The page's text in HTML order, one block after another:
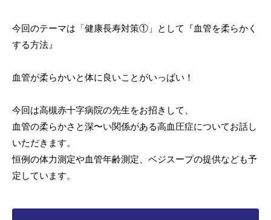
今回のテーマは「健康長寿対策①」として『血管を柔らかく
する方法』
血管が柔らかいと体に良いことがいっぱい！
今回は高槻赤十字病院の先生をお招きして、
血管の柔らかさと深〜い関係がある高血圧症についてお話し
いただきます。
恒例の体力測定や血管年齢測定、ベジスープの提供なども予
定しています。